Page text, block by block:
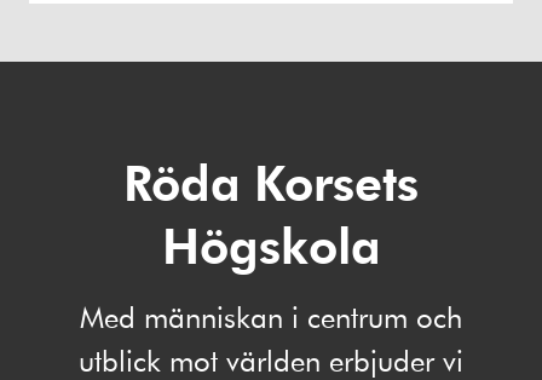
Röda Korsets
Högskola
Med människan i centrum och
utblick mot världen erbjuder vi